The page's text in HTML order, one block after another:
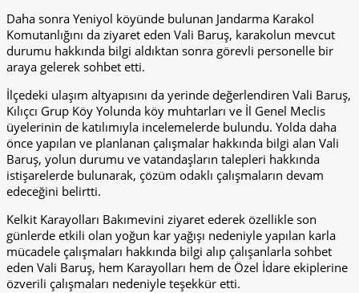
Daha sonra Yeniyol köyünde bulunan Jandarma Karakol
Komutanlığını da ziyaret eden Vali Baruş, karakolun mevcut
durumu hakkında bilgi aldıktan sonra görevli personelle bir
araya gelerek sohbet etti.
İlçedeki ulaşım altyapısını da yerinde değerlendiren Vali Baruş,
Kılıçcı Grup Köy Yolunda köy muhtarları ve İl Genel Meclis
üyelerinin de katılımıyla incelemelerde bulundu. Yolda daha
önce yapılan ve planlanan çalışmalar hakkında bilgi alan Vali
Baruş, yolun durumu ve vatandaşların talepleri hakkında
istişarelerde bulunarak, çözüm odaklı çalışmaların devam
edeceğini belirtti.
Kelkit Karayolları Bakımevini ziyaret ederek özellikle son
günlerde etkili olan yoğun kar yağışı nedeniyle yapılan karla
mücadele çalışmaları hakkında bilgi alıp çalışanlarla sohbet
eden Vali Baruş, hem Karayolları hem de Özel İdare ekiplerine
özverili çalışmaları nedeniyle teşekkür etti.